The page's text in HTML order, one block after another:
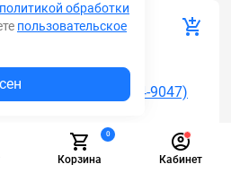
0
Корзина Кабинет
(нижнее креп.
331-1521 (584-9047)
192 шт
1 871.42 ₽
политикой обработки
пользовательское